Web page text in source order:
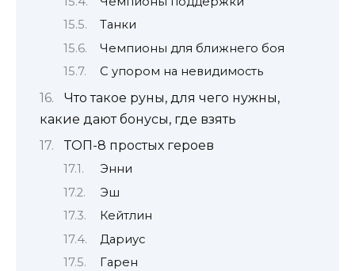
Танки
Чемпионы для ближнего боя
С упором на невидимость
Что такое руны, для чего нужны,
какие дают бонусы, где взять
ТОП-8 простых героев
Энни
Эш
Кейтлин
Дариус
Гарен